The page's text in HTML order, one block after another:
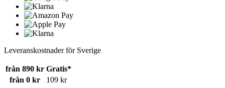
Leveranskostnader för Sverige
från 890 kr Gratis*
från 0 kr
109 kr